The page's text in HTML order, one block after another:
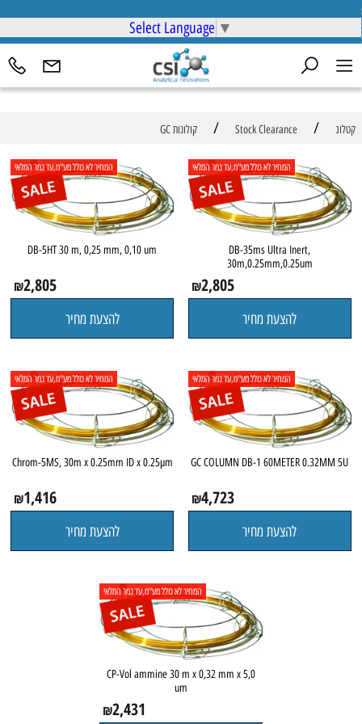
Select Language ▼
קטלוג /
Stock Clearance
/ קולונות GC
המחיר לא כולל מע"מ,עד גמר המלאי
DB-35ms Ultra Inert,
30m,0.25mm,0.25um
₪2,805
להצעת מחיר
המחיר לא כולל מע"מ,עד גמר המלאי
DB-5HT 30 m, 0,25 mm, 0,10 um
₪2,805
להצעת מחיר
המחיר לא כולל מע"מ,עד גמר המלאי
GC COLUMN DB-1 60METER 0.32MM 5U
₪4,723
להצעת מחיר
המחיר לא כולל מע"מ,עד גמר המלאי
Chrom-5MS, 30m x 0.25mm ID x 0.25µm
₪1,416
להצעת מחיר
המחיר לא כולל מע"מ,עד גמר המלאי
CP-Vol ammine 30 m x 0,32 mm x 5,0
um
₪2,431